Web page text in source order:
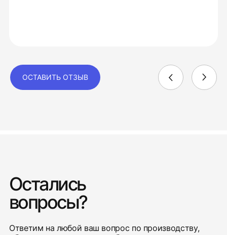
ОСТАВИТЬ ОТЗЫВ
Остались
вопросы?
Ответим на любой ваш вопрос по производству,